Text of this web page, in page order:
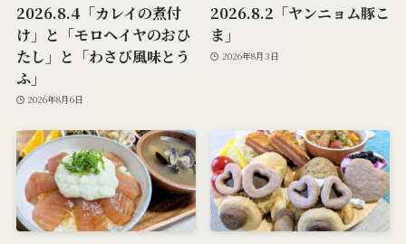
2026.8.4「カレイの煮付
け」と「モロヘイヤのおひ
たし」と「わさび風味とう
ふ」
2026年8月6日
2026.8.2「ヤンニョム豚こ
ま」
2026年8月3日